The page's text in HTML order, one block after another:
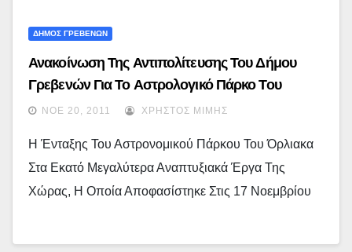
ΔΗΜΟΣ ΓΡΕΒΕΝΩΝ
Ανακοίνωση Της Αντιπολίτευσης Του Δήμου
Γρεβενών Για Το Αστρολογικό Πάρκο Του
Όρλιακα
ΝΟΈ 20, 2011 ΧΡΉΣΤΟΣ ΜΊΜΗΣ
Η Ένταξης Του Αστρονομικού Πάρκου Του Όρλιακα
Στα Εκατό Μεγαλύτερα Αναπτυξιακά Έργα Της
Χώρας, Η Οποία Αποφασίστηκε Στις 17 Νοεμβρίου